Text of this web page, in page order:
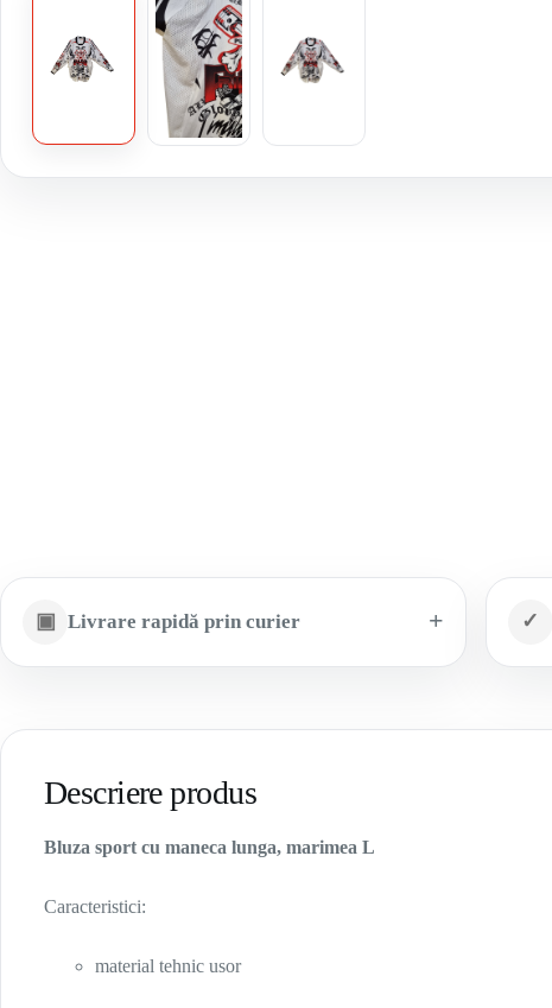
▣ Livrare rapidă prin curier ✓
Descriere produs
Bluza sport cu maneca lunga, marimea L
Caracteristici:
material tehnic usor